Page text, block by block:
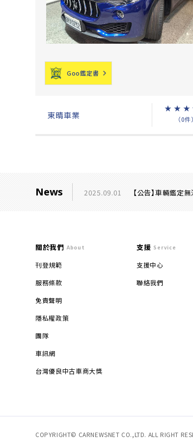
Goo鑑定書
東晴車業
★ ★ ★
（0件）
News 2025.09.01 【公告】車輛鑑定
關於我們 About
刊登規範
服務條款
免責聲明
隱私權政策
團隊
車訊網
台灣優良中古車商大獎
支援 Service
支援中心
聯絡我們
COPYRIGHT© CARNEWSNET CO.,LTD. ALL RIGHT